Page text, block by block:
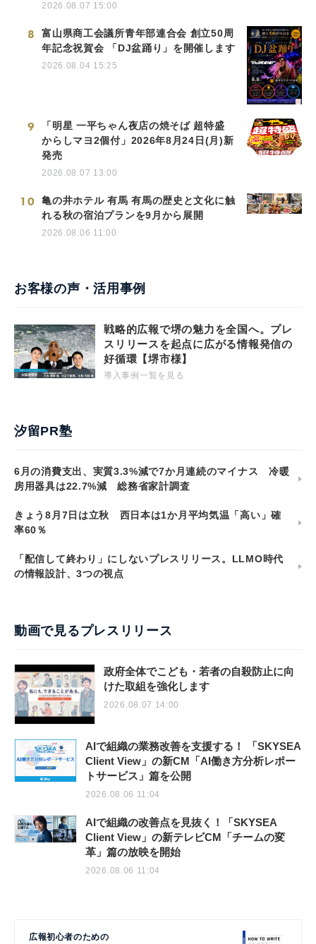
2026.08.07 15:00
8
富山県商工会議所青年部連合会 創立50周
年記念祝賀会 「DJ盆踊り」を開催します
2026.08.04 15:25
9
「明星 一平ちゃん夜店の焼そば 超特盛
からしマヨ2個付」2026年8月24日(月)新
発売
2026.08.07 13:00
10
亀の井ホテル 有馬 有馬の歴史と文化に触
れる秋の宿泊プランを9月から展開
2026.08.06 11:00
お客様の声・活用事例
戦略的広報で堺の魅力を全国へ。プレ
スリリースを起点に広がる情報発信の
好循環【堺市様】
導入事例一覧を見る
汐留PR塾
6月の消費支出、実質3.3%減で7か月連続のマイナス 冷暖
房用器具は22.7%減 総務省家計調査
きょう8月7日は立秋 西日本は1か月平均気温「高い」確
率60％
「配信して終わり」にしないプレスリリース。LLMO時代
の情報設計、3つの視点
動画で見るプレスリリース
政府全体でこども・若者の自殺防止に向
けた取組を強化します
2026.08.07 14:00
AIで組織の業務改善を支援する！ 「SKYSEA
Client View」の新CM「AI働き方分析レポー
トサービス」篇を公開
2026.08.06 11:04
AIで組織の改善点を見抜く！「SKYSEA
Client View」の新テレビCM「チームの変
革」篇の放映を開始
2026.08.06 11:04
広報初心者のための